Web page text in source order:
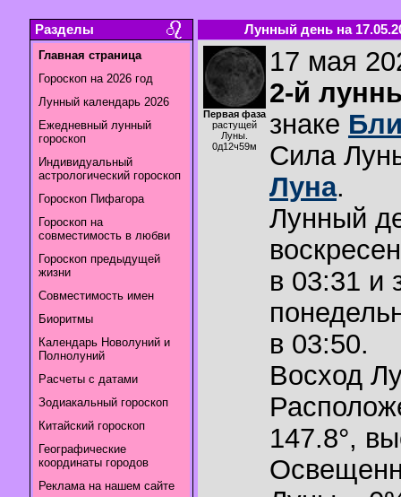
Разделы
Главная страница
Гороскоп на 2026 год
Лунный календарь 2026
Ежедневный лунный
гороскоп
Индивидуальный
астрологический гороскоп
Гороскоп Пифагора
Гороскоп на
совместимость в любви
Гороскоп предыдущей
жизни
Совместимость имен
Биоритмы
Календарь Новолуний и
Полнолуний
Расчеты с датами
Зодиакальный гороскоп
Китайский гороскоп
Географические
координаты городов
Реклама на нашем сайте
Лунный день на
Первая фаза
растущей
Луны.
0д12ч59м
17 мая
2-й
знаке
Сила
Луна.
Лунный
в 03:31 и
в 03:50.
Восход
147.8°,